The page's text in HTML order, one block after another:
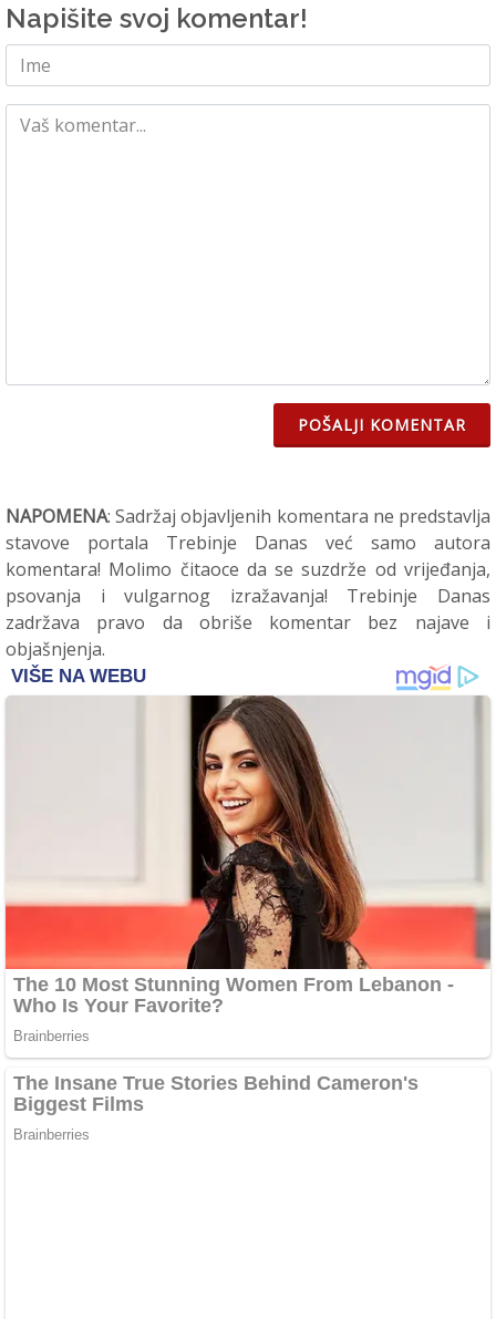
Napišite svoj komentar!
POŠALJI KOMENTAR
NAPOMENA: Sadržaj objavljenih komentara ne predstavlja
stavove portala Trebinje Danas već samo autora
komentara! Molimo čitaoce da se suzdrže od vrijeđanja,
psovanja i vulgarnog izražavanja! Trebinje Danas
zadržava pravo da obriše komentar bez najave i
objašnjenja.